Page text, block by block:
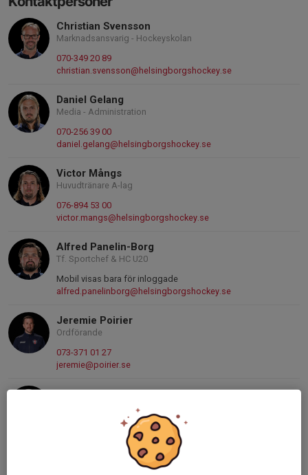
Christian Svensson
Marknadsansvarig - Hockeyskolan
070-349 20 89
christian.svensson@helsingborgshockey.se
Daniel Gelang
Media - Administration
070-256 39 00
daniel.gelang@helsingborgshockey.se
Victor Mångs
Huvudtränare A-lag
076-894 53 00
victor.mangs@helsingborgshockey.se
Alfred Panelin-Borg
Tf. Sportchef & HC U20
Mobil visas bara för inloggade
alfred.panelinborg@helsingborgshockey.se
Jeremie Poirier
Ordförande
073-371 01 27
jeremie@poirier.se
Kristian Wessman
Styrelseledamot, Kassör
kristian.wessman@helsingborgshockey.se
Dimitrij Aleshkov